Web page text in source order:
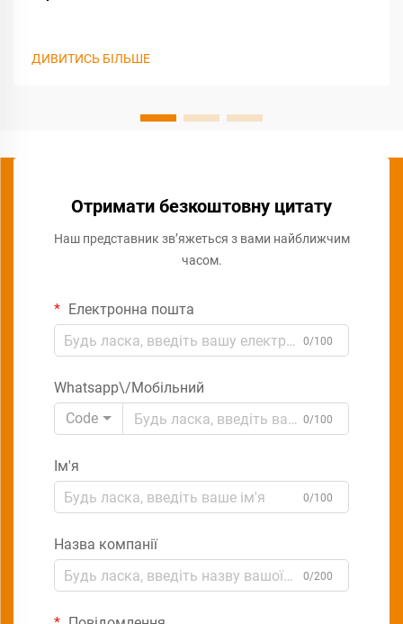
ДИВИТИСЬ БІЛЬШЕ
Отримати безкоштовну цитату
Наш представник зв’яжеться з вами найближчим
часом.
Електронна пошта
0/100
Whatsapp\/Мобільний
Code
0/100
Ім'я
0/100
Назва компанії
0/200